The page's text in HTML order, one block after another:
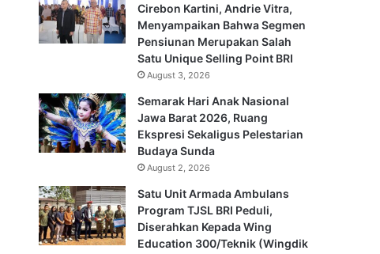
Cirebon Kartini, Andrie Vitra,
Menyampaikan Bahwa Segmen
Pensiunan Merupakan Salah
Satu Unique Selling Point BRI
August 3, 2026
Semarak Hari Anak Nasional
Jawa Barat 2026, Ruang
Ekspresi Sekaligus Pelestarian
Budaya Sunda
August 2, 2026
Satu Unit Armada Ambulans
Program TJSL BRI Peduli,
Diserahkan Kepada Wing
Education 300/Teknik (Wingdik